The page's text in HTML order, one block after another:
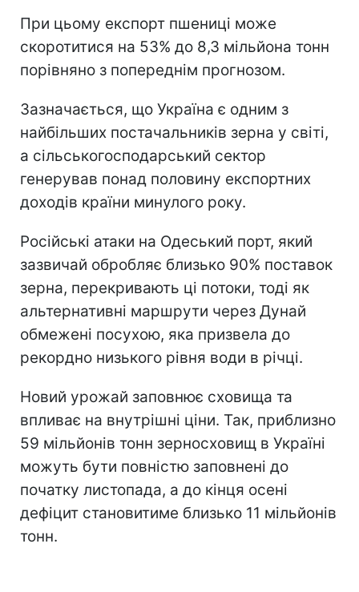
При цьому експорт пшениці може
скоротитися на 53% до 8,3 мільйона тонн
порівняно з попереднім прогнозом.
Зазначається, що Україна є одним з
найбільших постачальників зерна у світі,
а сільськогосподарський сектор
генерував понад половину експортних
доходів країни минулого року.
Російські атаки на Одеський порт, який
зазвичай обробляє близько 90% поставок
зерна, перекривають ці потоки, тоді як
альтернативні маршрути через Дунай
обмежені посухою, яка призвела до
рекордно низького рівня води в річці.
Новий урожай заповнює сховища та
впливає на внутрішні ціни. Так, приблизно
59 мільйонів тонн зерносховищ в Україні
можуть бути повністю заповнені до
початку листопада, а до кінця осені
дефіцит становитиме близько 11 мільйонів
тонн.